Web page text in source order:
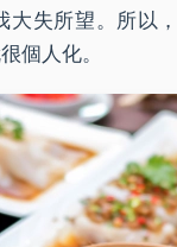
大失所望。所以
個人化。